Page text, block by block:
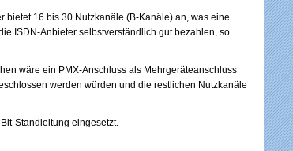
bietet 16 bis 30 Nutzkanäle (B-Kanäle) an, was eine
ISDN-Anbieter selbstverständlich gut bezahlen, so
wäre ein PMX-Anschluss als Mehrgeräteanschluss
werden würden und die restlichen Nutzkanäle
Standleitung eingesetzt.